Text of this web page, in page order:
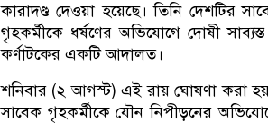
কারাদণ্ড দেওয়া হয়েছে। তিনি দেশটির
গৃহকর্মীকে ধর্ষণের অভিযোগে দোষী
কর্ণাটকের একটি আদালত।
শনিবার (২ আগস্ট) এই রায় ঘোষণা করা
সাবেক গৃহকর্মীকে যৌন নিপীড়নের